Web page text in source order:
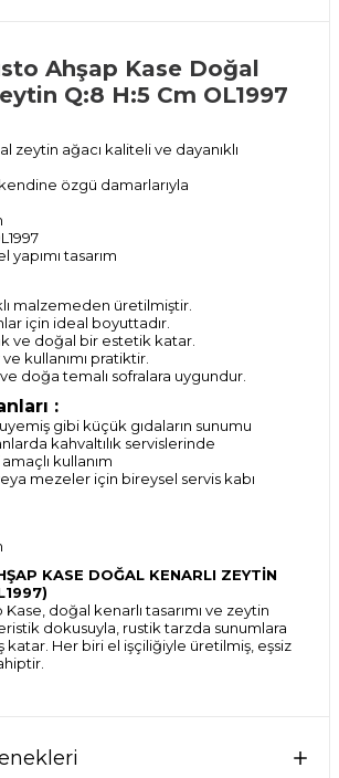
Ahşap Kase Doğal
Q:8 H:5 Cm OL1997
zeytin ağacı kaliteli ve dayanıklı
kendine özgü damarlarıyla
yapımı tasarım
malzemeden üretilmiştir.
için ideal boyuttadır.
ve doğal bir estetik katar.
ve kullanımı pratiktir.
doğa temalı sofralara uygundur.
:
gibi küçük gıdaların sunumu
kahvaltılık servislerinde
kullanım
mezeler için bireysel servis kabı
KASE DOĞAL KENARLI ZEYTİN
doğal kenarlı tasarımı ve zeytin
dokusuyla, rustik tarzda sunumlara
katar. Her biri el işçiliğiyle üretilmiş, eşsiz